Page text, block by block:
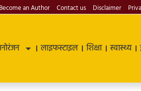
Become an Author Contact us Disclaimer
लाइफस्टाइल शिक्षा स्वास्थ्य